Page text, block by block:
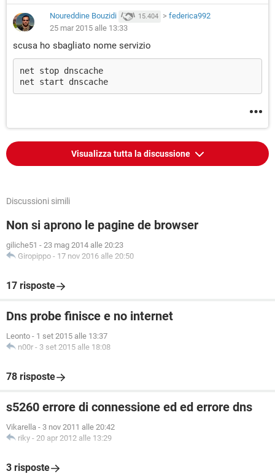
Noureddine Bouzidi 15.404 > federica992
25 mar 2015 alle 13:33
scusa ho sbagliato nome servizio
net stop dnscache
net start dnscache
Visualizza tutta la discussione
Discussioni simili
Non si aprono le pagine de browser
giliche51 - 23 mag 2014 alle 20:23
Giropippo - 17 nov 2016 alle 20:50
17 risposte
Dns probe finisce e no internet
Leonto - 1 set 2015 alle 13:37
n00r - 3 set 2015 alle 18:08
78 risposte
s5260 errore di connessione ed ed errore dns
Vikarella - 3 nov 2011 alle 20:42
riky - 20 apr 2012 alle 13:29
3 risposte